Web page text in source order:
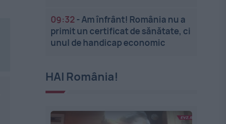
09:32 -Am înfrânt! România nu a
primit un certificat de sănătate, ci
unul de handicap economic
HAI România!